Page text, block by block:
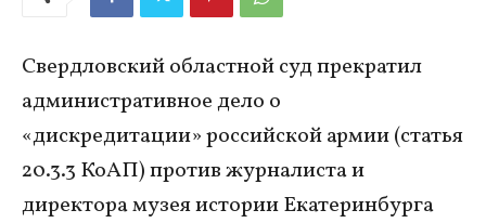
Свердловский областной суд прекратил
административное дело о
«дискредитации» российской армии (статья
20.3.3 КоАП) против журналиста и
директора музея истории Екатеринбурга